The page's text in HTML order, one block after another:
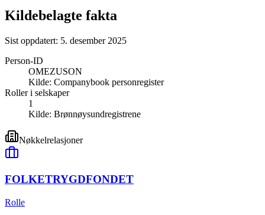
Kildebelagte fakta
Sist oppdatert: 5. desember 2025
Person-ID
OMEZUSON
Kilde: Companybook personregister
Roller i selskaper
1
Kilde: Brønnøysundregistrene
Nøkkelrelasjoner
FOLKETRYGDFONDET
Rolle